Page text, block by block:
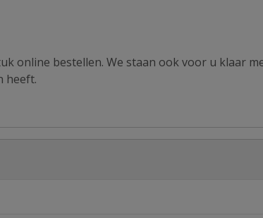
online bestellen. We staan ook voor u klaar
heeft.